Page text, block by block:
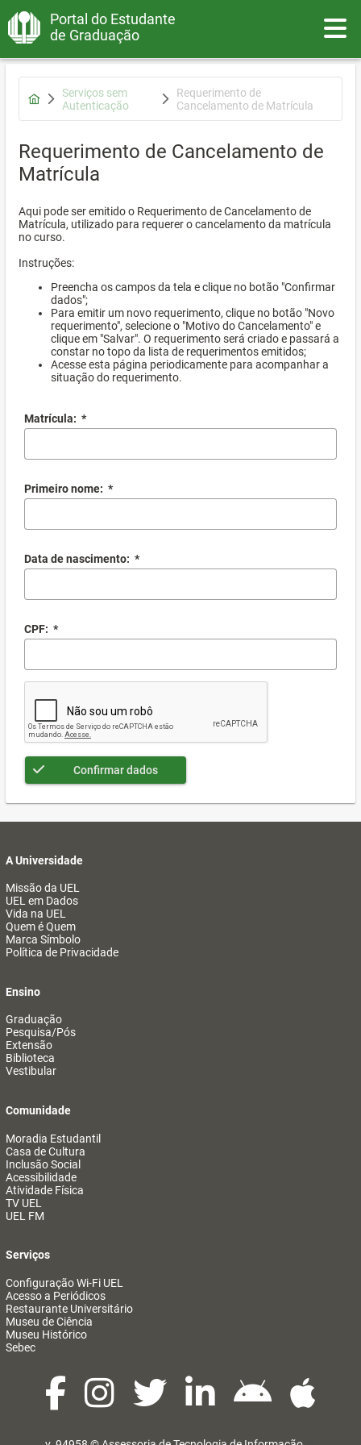
Portal do Estudante
de Graduação
Serviços sem
Autenticação
Requerimento de
Cancelamento de Matrícula
Requerimento de Cancelamento de
Matrícula
Aqui pode ser emitido o Requerimento de Cancelamento de
Matrícula, utilizado para requerer o cancelamento da matrícula
no curso.
Instruções:
Preencha os campos da tela e clique no botão "Confirmar
dados";
Para emitir um novo requerimento, clique no botão "Novo
requerimento", selecione o "Motivo do Cancelamento" e
clique em "Salvar". O requerimento será criado e passará a
constar no topo da lista de requerimentos emitidos;
Acesse esta página periodicamente para acompanhar a
situação do requerimento.
Matrícula: *
Primeiro nome: *
Data de nascimento: *
CPF: *
Confirmar dados
A Universidade
Missão da UEL
UEL em Dados
Vida na UEL
Quem é Quem
Marca Símbolo
Política de Privacidade
Ensino
Graduação
Pesquisa/Pós
Extensão
Biblioteca
Vestibular
Comunidade
Moradia Estudantil
Casa de Cultura
Inclusão Social
Acessibilidade
Atividade Física
TV UEL
UEL FM
Serviços
Configuração Wi-Fi UEL
Acesso a Periódicos
Restaurante Universitário
Museu de Ciência
Museu Histórico
Sebec